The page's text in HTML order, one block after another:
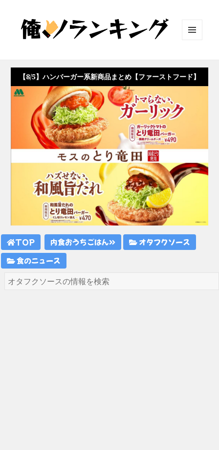
ット
【8/5】ハンバーガー系新商品まとめ【ファーストフード】
TOP 内食おうちごはん
オタフクソース
食のニュース